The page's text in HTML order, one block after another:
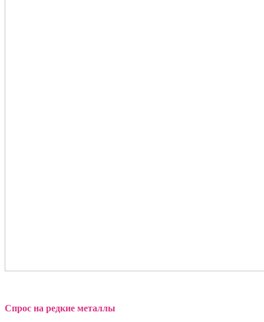
Спрос на редкие металлы